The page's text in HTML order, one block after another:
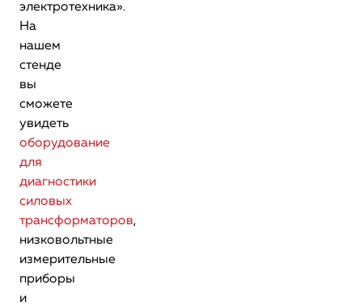
электротехника».
На
нашем
стенде
вы
сможете
увидеть
оборудование
для
диагностики
силовых
трансформаторов,
низковольтные
измерительные
приборы
и